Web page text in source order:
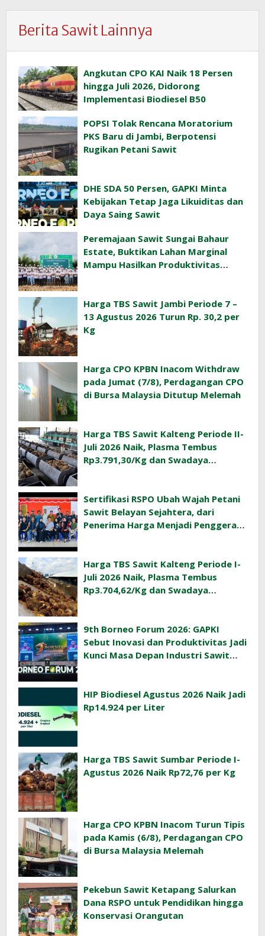
Berita Sawit Lainnya
Angkutan CPO KAI Naik 18 Persen
hingga Juli 2026, Didorong
Implementasi Biodiesel B50
POPSI Tolak Rencana Moratorium
PKS Baru di Jambi, Berpotensi
Rugikan Petani Sawit
DHE SDA 50 Persen, GAPKI Minta
Kebijakan Tetap Jaga Likuiditas dan
Daya Saing Sawit
Peremajaan Sawit Sungai Bahaur
Estate, Buktikan Lahan Marginal
Mampu Hasilkan Produktivitas
Harga TBS Sawit Jambi Periode 7 –
13 Agustus 2026 Turun Rp. 30,2 per
Kg
Harga CPO KPBN Inacom Withdraw
pada Jumat (7/8), Perdagangan CPO
di Bursa Malaysia Ditutup Melemah
Harga TBS Sawit Kalteng Periode II-
Juli 2026 Naik, Plasma Tembus
Rp3.791,30/Kg dan Swadaya
Sertifikasi RSPO Ubah Wajah Petani
Sawit Belayan Sejahtera, dari
Penerima Harga Menjadi Penggerak
Harga TBS Sawit Kalteng Periode I-
Juli 2026 Naik, Plasma Tembus
Rp3.704,62/Kg dan Swadaya
9th Borneo Forum 2026: GAPKI
Sebut Inovasi dan Produktivitas Jadi
Kunci Masa Depan Industri Sawit
HIP Biodiesel Agustus 2026 Naik Jadi
Rp14.924 per Liter
Harga TBS Sawit Sumbar Periode I-
Agustus 2026 Naik Rp72,76 per Kg
Harga CPO KPBN Inacom Turun Tipis
pada Kamis (6/8), Perdagangan CPO
di Bursa Malaysia Melemah
Pekebun Sawit Ketapang Salurkan
Dana RSPO untuk Pendidikan hingga
Konservasi Orangutan